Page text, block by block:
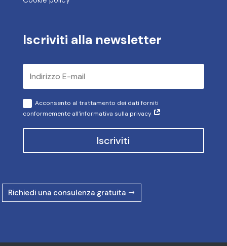
Iscriviti alla newsletter
Acconsento al trattamento dei dati forniti
conformemente all'informativa sulla privacy
Iscriviti
Richiedi una consulenza gratuita